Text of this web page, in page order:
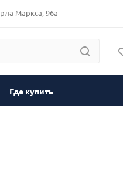
Маркса, 96а
Где купить